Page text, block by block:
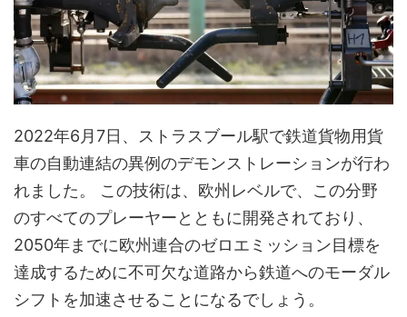
2022年6月7日、ストラスブール駅で鉄道貨物用貨
車の自動連結の異例のデモンストレーションが行わ
れました。 この技術は、欧州レベルで、この分野
のすべてのプレーヤーとともに開発されており、
2050年までに欧州連合のゼロエミッション目標を
達成するために不可欠な道路から鉄道へのモーダル
シフトを加速させることになるでしょう。